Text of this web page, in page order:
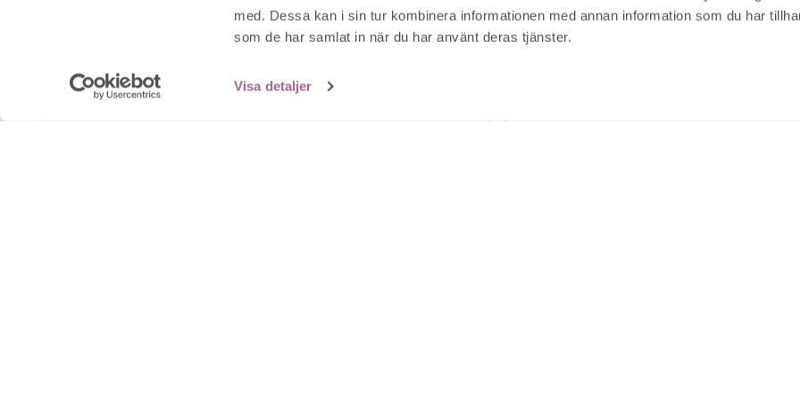
med. Dessa kan i sin tur kombinera informationen med annan information som du har
som de har samlat in när du har använt deras tjänster.
Visa detaljer
Valberedningens förslag och motiverade